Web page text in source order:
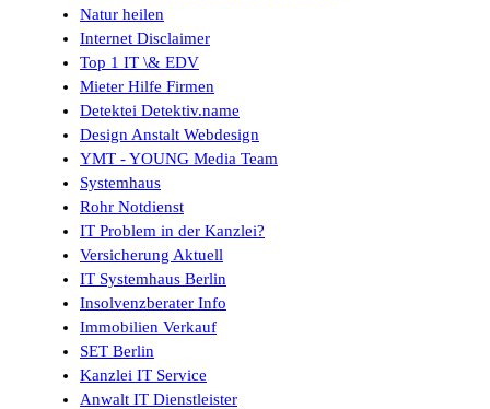
Natur heilen
Internet Disclaimer
Top 1 IT \& EDV
Mieter Hilfe Firmen
Detektei Detektiv.name
Design Anstalt Webdesign
YMT - YOUNG Media Team
Systemhaus
Rohr Notdienst
IT Problem in der Kanzlei?
Versicherung Aktuell
IT Systemhaus Berlin
Insolvenzberater Info
Immobilien Verkauf
SET Berlin
Kanzlei IT Service
Anwalt IT Dienstleister